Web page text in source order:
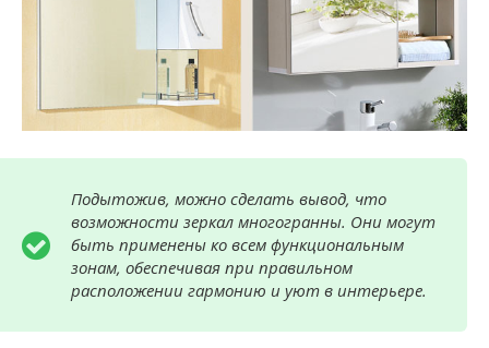
Подытожив, можно сделать вывод, что
возможности зеркал многогранны. Они могут
быть применены ко всем функциональным
зонам, обеспечивая при правильном
расположении гармонию и уют в интерьере.